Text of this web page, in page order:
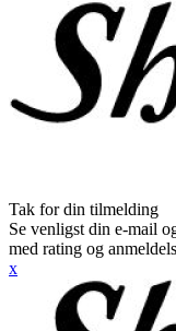
Tak for din tilmelding
Se venligst din e-mail
med rating og
x